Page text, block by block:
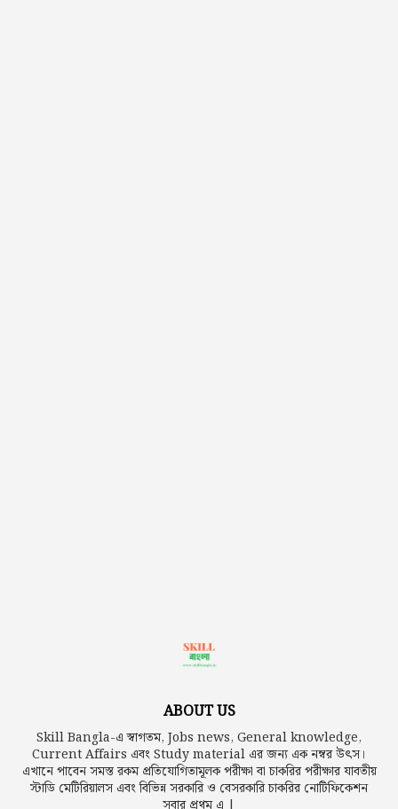
ABOUT US
Skill Bangla-এ স্বাগতম, Jobs news, General knowledge,
Current Affairs এবং Study material এর জন্য এক নম্বর উৎস।
এখানে পাবেন সমস্ত রকম প্রতিযোগিতামূলক পরীক্ষা বা চাকরির পরীক্ষার যাবতীয়
স্টাডি মেটিরিয়ালস এবং বিভিন্ন সরকারি ও বেসরকারি চাকরির নোটিফিকেশন